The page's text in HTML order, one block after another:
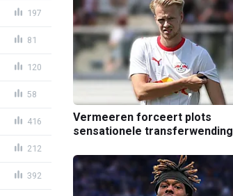
197
81
120
58
416
212
392
Vermeeren forceert plots
sensationele transferwending